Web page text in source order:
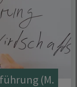
(M.